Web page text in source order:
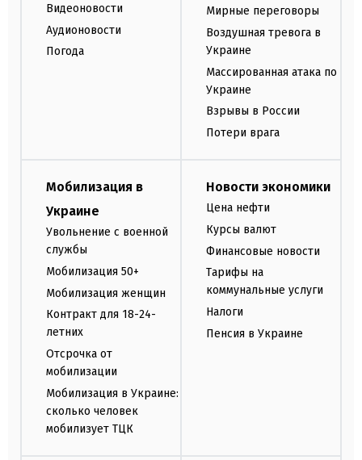
Видеоновости
Аудионовости
Погода
Мирные переговоры
Воздушная тревога в
Украине
Массированная атака по
Украине
Взрывы в России
Потери врага
Мобилизация в
Украине
Увольнение с военной
службы
Мобилизация 50+
Мобилизация женщин
Контракт для 18-24-
летних
Отсрочка от
мобилизации
Мобилизация в Украине:
сколько человек
мобилизует ТЦК
Новости экономики
Цена нефти
Курсы валют
Финансовые новости
Тарифы на
коммунальные услуги
Налоги
Пенсия в Украине